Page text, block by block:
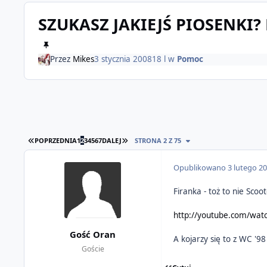
SZUKASZ JAKIEJŚ
Przez Mikes3 stycznia 200818 lw Pomoc
PIERWSZA STRONA
POPRZEDNIA1234567DALEJ OSTATNIA STRONA
STRONA 2 Z 75
Gość Oran
Goście
Opublikowano3 lutego
Firanka - toż to nie
http://youtube.com/
A kojarzy się to z WC